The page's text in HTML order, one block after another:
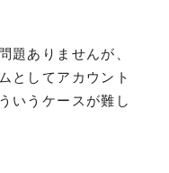
題ありませんが、
としてアカウント
いうケースが難し